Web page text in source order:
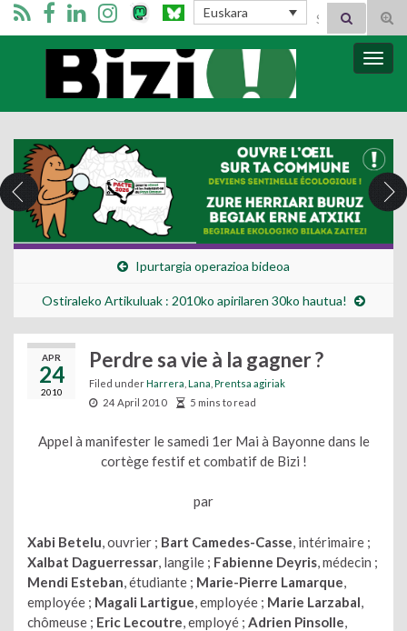
Euskara Search for:
Bizi Mugimendua
Ipurtargia operazioa bideoa
Ostiraleko Artikuluak : 2010ko apirilaren 30ko hautua!
APR
24
2010
Perdre sa vie à la gagner ?
Filed underHarrera Lana Prentsa agiriak
24 April 2010
5 mins to read
Appel à manifester le samedi 1er Mai à Bayonne dans le
cortège festif et combatif de Bizi !
par
Xabi Betelu , ouvrier ; Bart Camedes-Casse , intérimaire ;
Xalbat Daguerressar , langile ; Fabienne Deyris , médecin ;
Mendi Esteban , étudiante ; Marie-Pierre Lamarque
employée ; Magali Lartigue , employée ; Marie Larzabal
chômeuse ; Eric Lecoutre , employé ; Adrien Pinsolle